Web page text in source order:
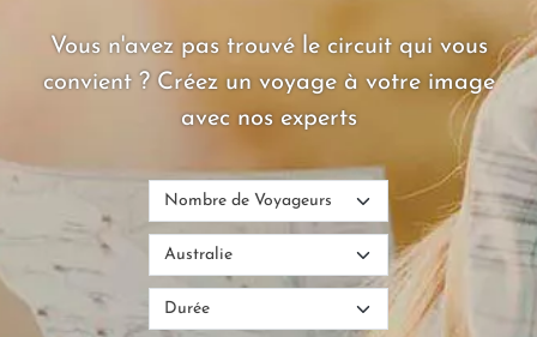
Vous n'avez pas trouvé le circuit qui vous
convient ? Créez un voyage à votre image
avec nos experts